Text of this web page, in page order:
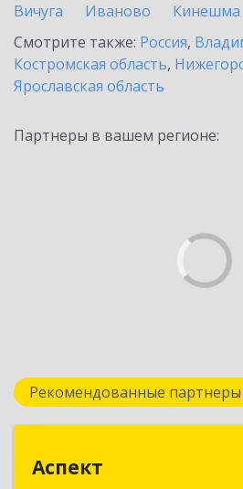
Вичуга
Иваново Кинешма
Смотрите также: Россия,
Костромская область,
Ярославская область
Партнеры в вашем регионе:
Рекомендованные партнеры
Аспект